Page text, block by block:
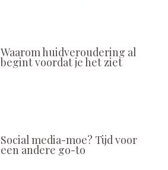
Waarom huidveroudering al
begint voordat je het ziet
Social media-moe? Tijd voor
een andere go-to